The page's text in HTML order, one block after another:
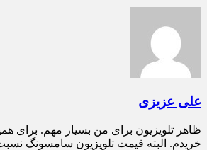
علی عزیزی
ظاهر تلویزیون برای من بسیار مهم. برای
خریدم. البته قیمت تلویزیون سامسونگ